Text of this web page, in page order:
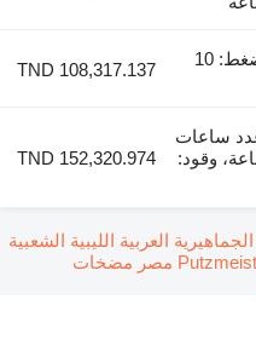
سنة التصنيع: 2020، ضغط: 10
TND 108,317.137
2019، عدد ساعات
متر / ساعة، وقود:
TND 152,320.974
مضخات الخرسانة الثابتة Putzmeister الجماهيرية العربية الليبية الشعبية
مضخات